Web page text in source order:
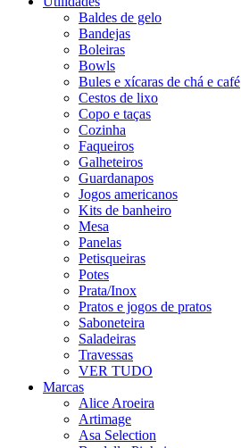
Baldes de gelo
Bandejas
Boleiras
Bowls
Bules e xícaras de chá e café
Cestos de lixo
Copo e taças
Cozinha
Faqueiros
Galheteiros
Guardanapos
Jogos americanos
Kits de banheiro
Mesa
Panelas
Petisqueiras
Potes
Prata/Inox
Pratos e jogos de pratos
Saboneteira
Saladeiras
Travessas
VER TUDO
Marcas
Alice Aroeira
Artimage
Asa Selection